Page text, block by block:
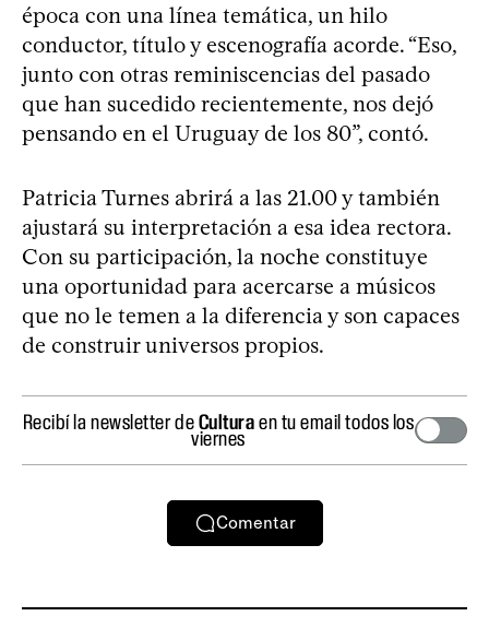
época con una línea temática, un hilo
conductor, título y escenografía acorde. “Eso,
junto con otras reminiscencias del pasado
que han sucedido recientemente, nos dejó
pensando en el Uruguay de los 80”, contó.
Patricia Turnes abrirá a las 21.00 y también
ajustará su interpretación a esa idea rectora.
Con su participación, la noche constituye
una oportunidad para acercarse a músicos
que no le temen a la diferencia y son capaces
de construir universos propios.
Recibí la newsletter deCulturaen tu email todos los
viernes
Comentar